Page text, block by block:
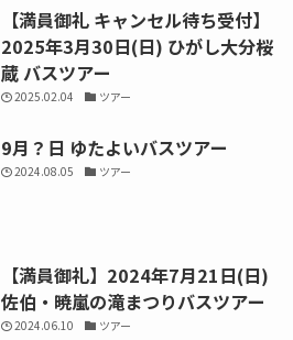
【満員御礼 キャンセル待ち受付】
2025年3月30日(日) ひがし大分桜
蔵 バスツアー
2025.02.04 ツアー
9月？日 ゆたよいバスツアー
2024.08.05 ツアー
【満員御礼】2024年7月21日(日)
佐伯・暁嵐の滝まつりバスツアー
2024.06.10 ツアー